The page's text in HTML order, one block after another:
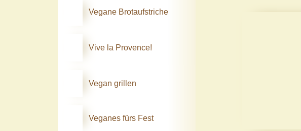
Vegane Brotaufstriche
Vive la Provence!
Vegan grillen
Veganes fürs Fest